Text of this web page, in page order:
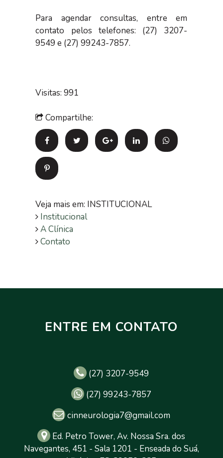
Para agendar consultas, entre em
contato pelos telefones: (27) 3207-
9549 e (27) 99243-7857.
Visitas: 991
Compartilhe:
Veja mais em: INSTITUCIONAL
Institucional
A Clínica
Contato
ENTRE EM CONTATO
(27) 3207-9549
(27) 99243-7857
cinneurologia7@gmail.com
Ed. Petro Tower, Av. Nossa Sra. dos
Navegantes, 451 - Sala 1201 - Enseada do Suá,